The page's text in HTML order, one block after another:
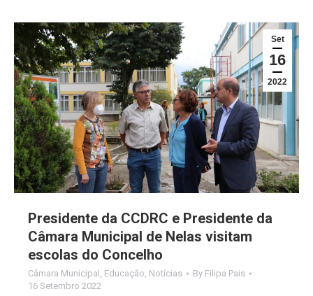
Set
16
2022
Presidente da CCDRC e Presidente da
Câmara Municipal de Nelas visitam
escolas do Concelho
Câmara Municipal , Educação, Notícias By Filipa Pais
16 Setembro 2022